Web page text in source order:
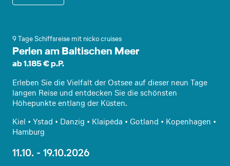
9 Tage Schiffsreise mit nicko cruises
Perlen am Baltischen Meer
ab 1.185 € p.P.
Erleben Sie die Vielfalt der Ostsee auf dieser neun Tage
langen Reise und entdecken Sie die schönsten
Höhepunkte entlang der Küsten.
Kiel • Ystad • Danzig • Klaipėda • Gotland • Kopenhagen •
Hamburg
11.10. - 19.10.2026